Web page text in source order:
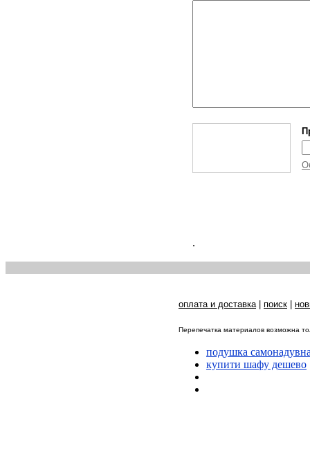
.
оплата и доставка| поиск
Перепечатка материалов возможна
подушка
купити шафу дешево